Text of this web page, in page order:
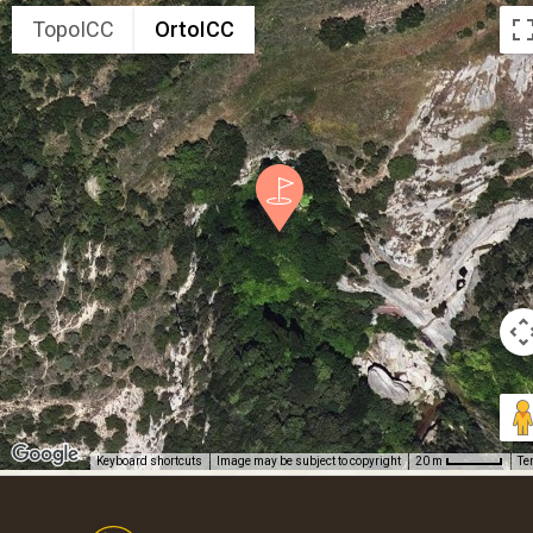
TopoICC OrtoICC
Keyboard shortcuts Image may be subject to copyright 20 m